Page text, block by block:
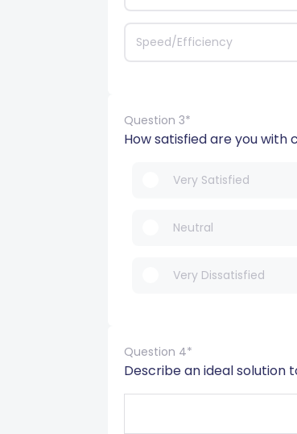
Speed/Efficiency
Question 3*
How satisfied are you with
Very Satisfied
Neutral
Very Dissatisfied
Question 4*
Describe an ideal solution